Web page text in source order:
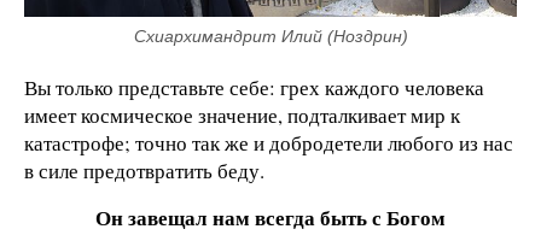
Схиархимандрит Илий (Ноздрин)
Вы только представьте себе: грех каждого человека
имеет космическое значение, подталкивает мир к
катастрофе; точно так же и добродетели любого из нас
в силе предотвратить беду.
Он завещал нам всегда быть с Богом